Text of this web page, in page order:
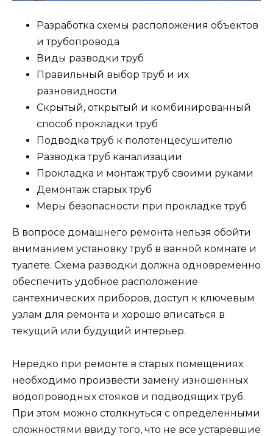
Разработка схемы расположения объектов
и трубопровода
Виды разводки труб
Правильный выбор труб и их
разновидности
Скрытый, открытый и комбинированный
способ прокладки труб
Подводка труб к полотенцесушителю
Разводка труб канализации
Прокладка и монтаж труб своими руками
Демонтаж старых труб
Меры безопасности при прокладке труб
В вопросе домашнего ремонта нельзя обойти
вниманием установку труб в ванной комнате и
туалете. Схема разводки должна одновременно
обеспечить удобное расположение
сантехнических приборов, доступ к ключевым
узлам для ремонта и хорошо вписаться в
текущий или будущий интерьер.
Нередко при ремонте в старых помещениях
необходимо произвести замену изношенных
водопроводных стояков и подводящих труб.
При этом можно столкнуться с определенными
сложностями ввиду того, что не все устаревшие